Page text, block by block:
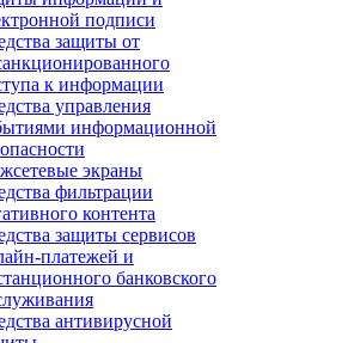
подписи
защиты от
к информации
управления
информационной
экраны
фильтрации
контента
защиты сервисов
платежей и
банковского
антивирусной